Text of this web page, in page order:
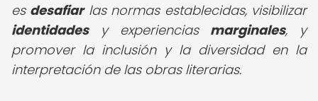
es desafiarlas normas establecidas, visibilizar
identidadesy experiencias marginales, y
promover la inclusión y la diversidad en la
interpretación de las obras literarias.